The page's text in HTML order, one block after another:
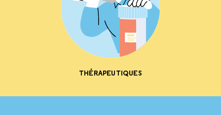
THÉRAPEUTIQUES